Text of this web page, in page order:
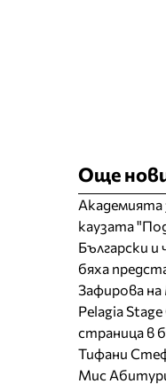
Още
Академията
каузата
Български
бяха
Зафирова на
Pelagia
страница в
Тифани
Мис